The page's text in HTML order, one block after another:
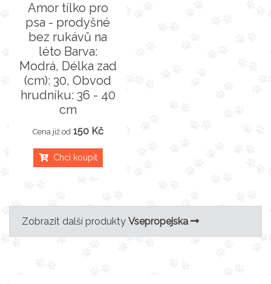
Amor tílko pro
psa - prodyšné
bez rukávů na
léto Barva:
Modrá, Délka zad
(cm): 30, Obvod
hrudníku: 36 - 40
cm
Cena již od 150 Kč
Chci koupit
Zobrazit další produkty Vsepropejska